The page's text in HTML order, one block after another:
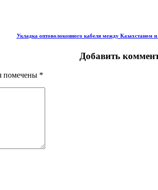
Укладка оптоволоконного кабеля между Казахстаном
Добавить
помечены *